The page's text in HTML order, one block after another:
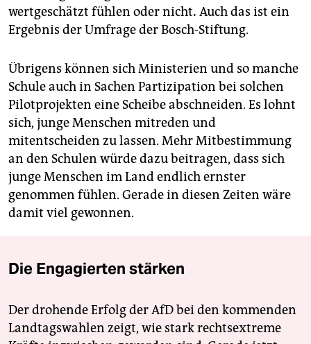
wertgeschätzt fühlen oder nicht. Auch das ist ein
Ergebnis der Umfrage der Bosch-Stiftung.
Übrigens können sich Ministerien und so manche
Schule auch in Sachen Partizipation bei solchen
Pilotprojekten eine Scheibe abschneiden. Es lohnt
sich, junge Menschen mitreden und
mitentscheiden zu lassen. Mehr Mitbestimmung
an den Schulen würde dazu beitragen, dass sich
junge Menschen im Land endlich ernster
genommen fühlen. Gerade in diesen Zeiten wäre
damit viel gewonnen.
Die Engagierten stärken
Der drohende Erfolg der AfD bei den kommenden
Landtagswahlen zeigt, wie stark rechtsextreme